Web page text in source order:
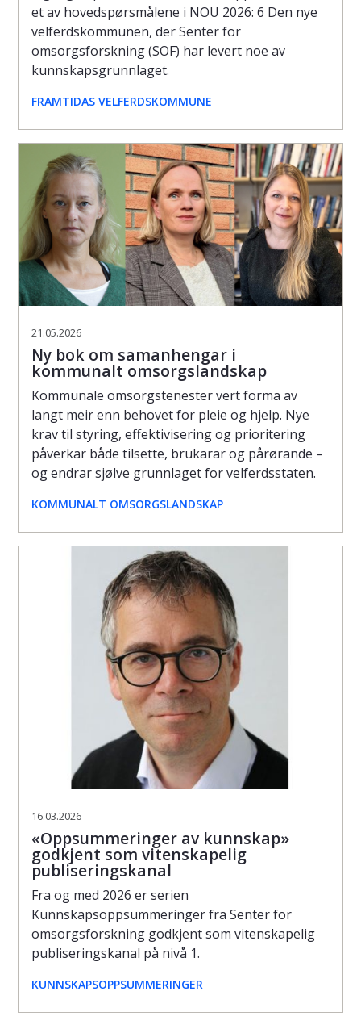
et av hovedspørsmålene i NOU 2026: 6 Den nye
velferdskommunen, der Senter for
omsorgsforskning (SOF) har levert noe av
kunnskapsgrunnlaget.
FRAMTIDAS VELFERDSKOMMUNE
21.05.2026
Ny bok om samanhengar i
kommunalt omsorgslandskap
Kommunale omsorgstenester vert forma av
langt meir enn behovet for pleie og hjelp. Nye
krav til styring, effektivisering og prioritering
påverkar både tilsette, brukarar og pårørande –
og endrar sjølve grunnlaget for velferdsstaten.
KOMMUNALT OMSORGSLANDSKAP
16.03.2026
«Oppsummeringer av kunnskap»
godkjent som vitenskapelig
publiseringskanal
Fra og med 2026 er serien
Kunnskapsoppsummeringer fra Senter for
omsorgsforskning godkjent som vitenskapelig
publiseringskanal på nivå 1.
KUNNSKAPSOPPSUMMERINGER